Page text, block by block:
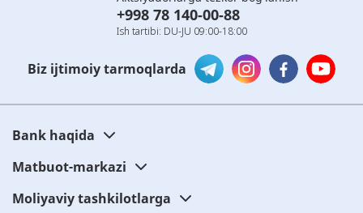
+998 78 140-00-88
Ish tartibi: DU-JU 09:00-18:00
Biz ijtimoiy tarmoqlarda
Bank haqida
Matbuot-markazi
Moliyaviy tashkilotlarga